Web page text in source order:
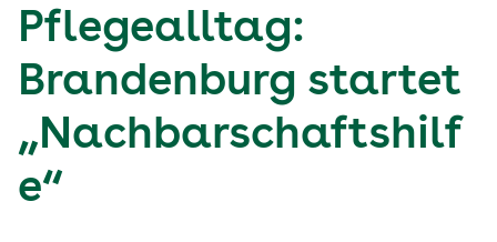
Pflegealltag:
Brandenburg startet
„Nachbarschaftshilf
e“